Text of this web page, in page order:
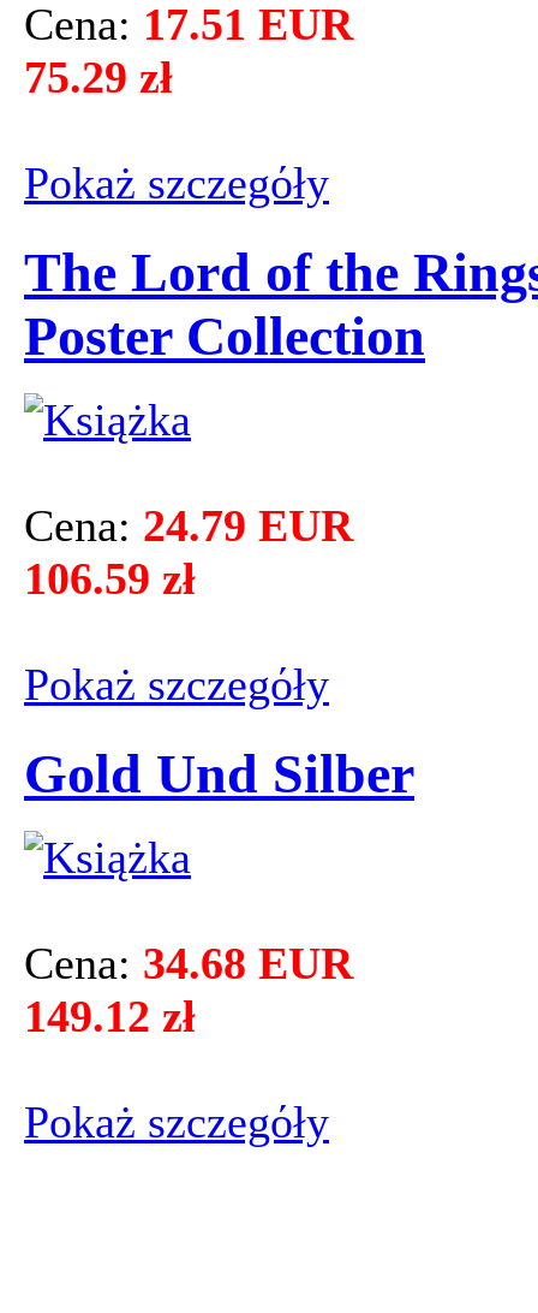
Cena: 17.51 EUR
75.29 zł
Pokaż szczegόły
The Lord of the
Poster Collection
Cena: 24.79 EUR
106.59 zł
Pokaż szczegόły
Gold Und Silber
Cena: 34.68 EUR
149.12 zł
Pokaż szczegόły